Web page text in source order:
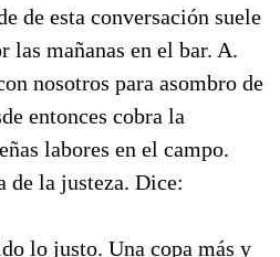
de esta conversación suele
las mañanas en el bar. A.
nosotros para asombro de
entonces cobra la
labores en el campo.
de la justeza. Dice:
lo justo. Una copa más y